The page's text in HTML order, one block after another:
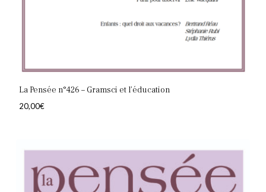
La Pensée n°426 – Gramsci et l’éducation
20,00€